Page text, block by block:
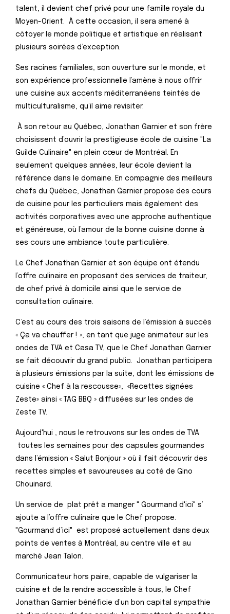
talent, il devient chef privé pour une famille royale du
Moyen-Orient. À cette occasion, il sera amené à
côtoyer le monde politique et artistique en réalisant
plusieurs soirées d’exception.
Ses racines familiales, son ouverture sur le monde, et
son expérience professionnelle l’amène à nous offrir
une cuisine aux accents méditerranéens teintés de
multiculturalisme, qu’il aime revisiter.
À son retour au Québec, Jonathan Garnier et son frère
choisissent d’ouvrir la prestigieuse école de cuisine "La
Guilde Culinaire" en plein cœur de Montréal. En
seulement quelques années, leur école devient la
référence dans le domaine. En compagnie des meilleurs
chefs du Québec, Jonathan Garnier propose des cours
de cuisine pour les particuliers mais également des
activités corporatives avec une approche authentique
et généreuse, où l’amour de la bonne cuisine donne à
ses cours une ambiance toute particulière.
Le Chef Jonathan Garnier et son équipe ont étendu
l’offre culinaire en proposant des services de traiteur,
de chef privé à domicile ainsi que le service de
consultation culinaire.
C’est au cours des trois saisons de l’émission à succès
« Ça va chauffer ! », en tant que juge animateur sur les
ondes de TVA et Casa TV, que le Chef Jonathan Garnier
se fait découvrir du grand public. Jonathan participera
à plusieurs émissions par la suite, dont les émissions de
cuisine « Chef à la rescousse», «Recettes signées
Zeste» ainsi « TAG BBQ » diffusées sur les ondes de
Zeste TV.
Aujourd'hui , nous le retrouvons sur les ondes de TVA
toutes les semaines pour des capsules gourmandes
dans l’émission « Salut Bonjour » où il fait découvrir des
recettes simples et savoureuses au coté de Gino
Chouinard.
Un service de plat prêt a manger " Gourmand d'ici" s’
ajoute a l’offre culinaire que le Chef propose.
"Gourmand d’ici" est proposé actuellement dans deux
points de ventes à Montréal, au centre ville et au
marché Jean Talon.
Communicateur hors paire, capable de vulgariser la
cuisine et de la rendre accessible à tous, le Chef
Jonathan Garnier bénéficie d’un bon capital sympathie